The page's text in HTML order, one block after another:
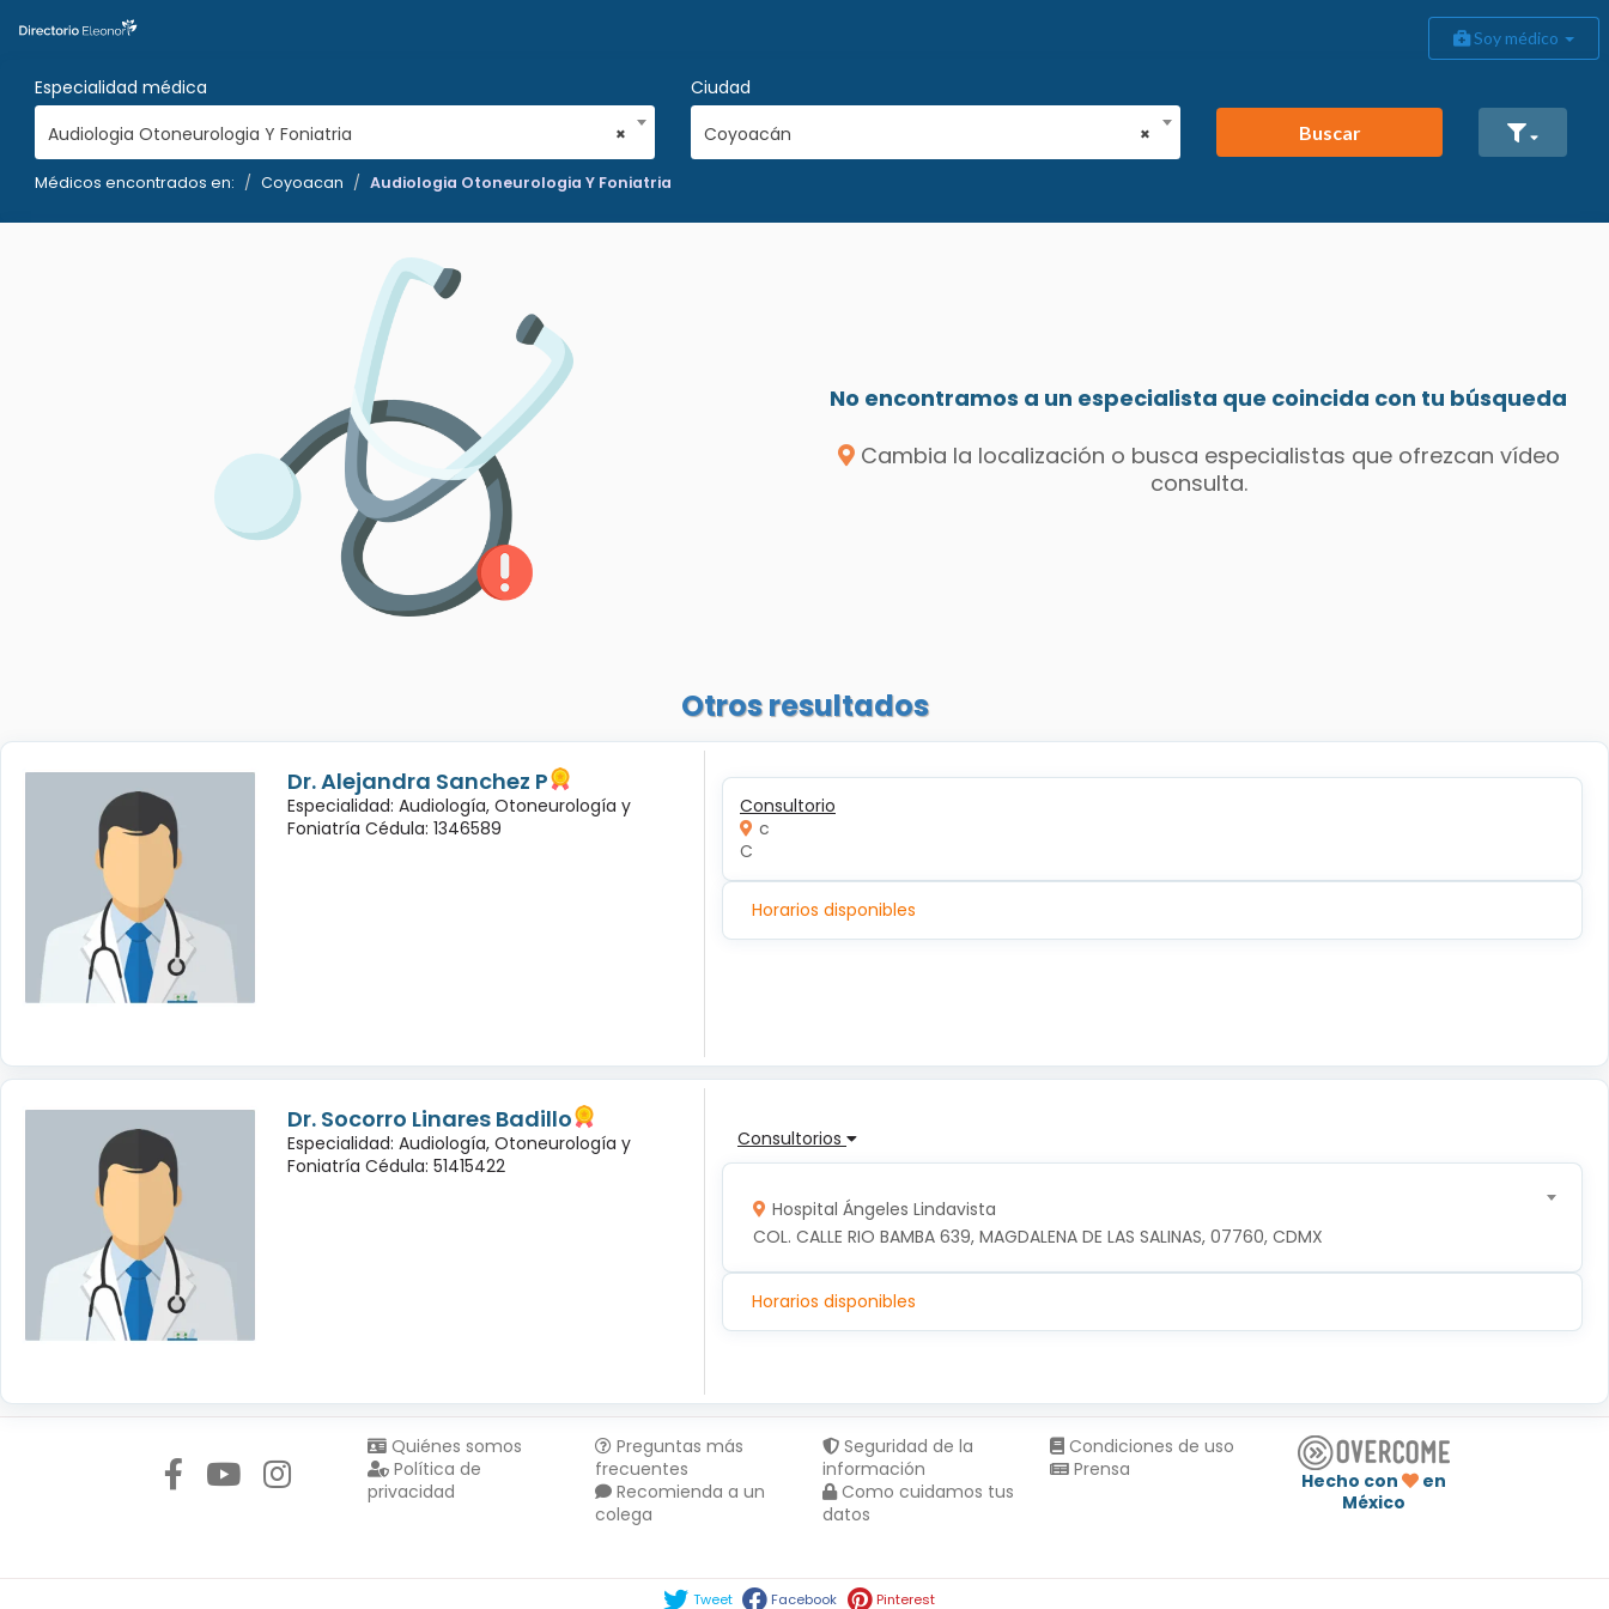
Soy médico
Especialidad médica
×
Audiologia Otoneurologia Y Foniatria
Ciudad
×
Coyoacán Buscar
Médicos encontrados en: Coyoacan Audiologia Otoneurologia Y Foniatria
No encontramos a un especialista que coincida con tu búsqueda
Cambia la localización o busca especialistas que ofrezcan vídeo
consulta.
Otros resultados
Dr. Alejandra Sanchez P
Especialidad: Audiología, Otoneurología y
Foniatría Cédula: 1346589
Consultorio
c
C
Horarios disponibles
Dr. Socorro Linares Badillo
Especialidad: Audiología, Otoneurología y
Foniatría Cédula: 51415422
Consultorios
Hospital Ángeles Lindavista
COL. CALLE RIO BAMBA 639, MAGDALENA DE LAS SALINAS, 07760, CDMX
Horarios disponibles
Quiénes somos
Política de
privacidad
Preguntas más
frecuentes
Recomienda a un
colega
Seguridad de la
información
Como cuidamos tus
datos
Condiciones de uso
Prensa
Hecho con
en
México
Tweet Facebook Pinterest